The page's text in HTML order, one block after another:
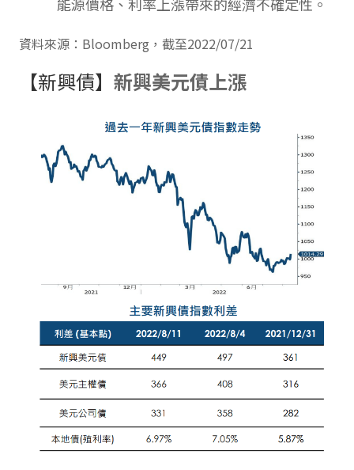
資料來源：Bloomberg，截至2022/07/21
【新興債】 新興美元債上漲